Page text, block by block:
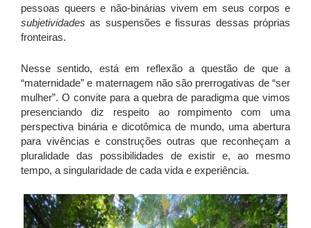
pessoas queers e não-binárias vivem em seus corpos e
subjetividades as suspensões e fissuras dessas próprias
fronteiras.
Nesse sentido, está em reflexão a questão de que a
“maternidade” e maternagem não são prerrogativas de “ser
mulher”. O convite para a quebra de paradigma que vimos
presenciando diz respeito ao rompimento com uma
perspectiva binária e dicotômica de mundo, uma abertura
para vivências e construções outras que reconheçam a
pluralidade das possibilidades de existir e, ao mesmo
tempo, a singularidade de cada vida e experiência.